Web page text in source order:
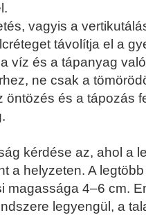
vagyis a
távolítja el a
víz és a tápanyag
ne csak a
öntözés és a tápozás
kérdése az, ahol a
a helyzeten. A
magassága 4–6 cm.
legyengül, a